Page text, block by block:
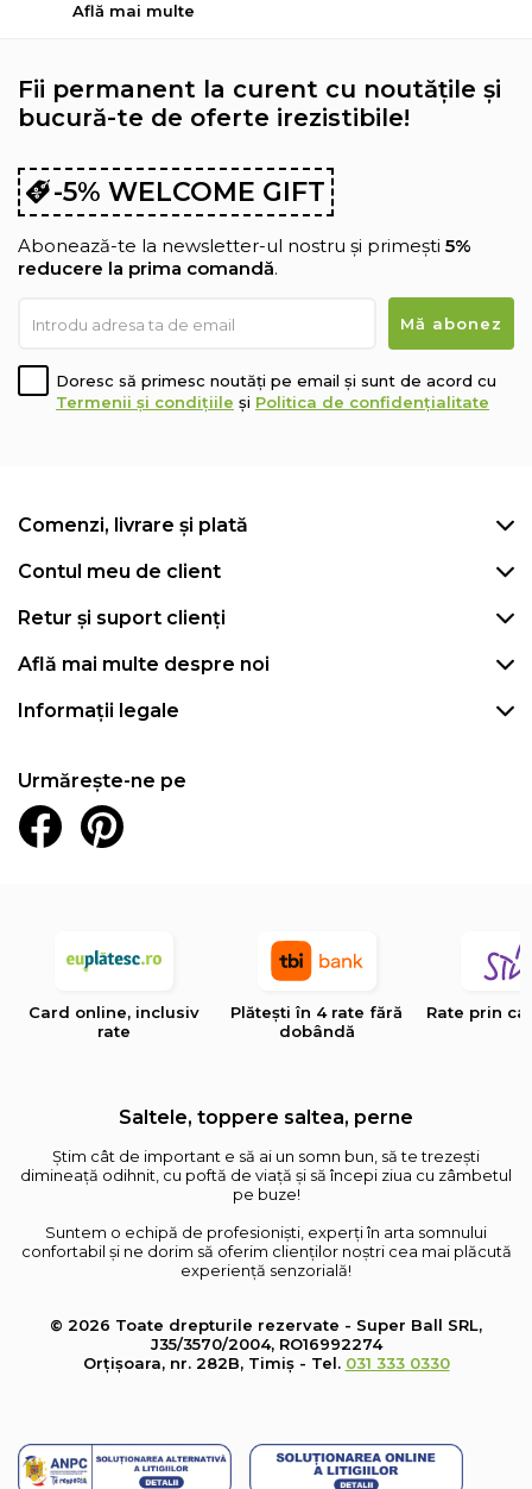
Află mai multe
Fii permanent la curent cu noutățile și
bucură-te de oferte irezistibile!
-5% WELCOME GIFT
Abonează-te la newsletter-ul nostru și primești 5%
reducere la prima comandă.
Doresc să primesc noutăți pe email și sunt de acord cu
Termenii și condițiile și Politica de confidențialitate
Comenzi, livrare și plată
Contul meu de client
Retur și suport clienți
Află mai multe despre noi
Informații legale
Urmărește-ne pe
Card online, inclusiv
rate
Plătești în 4 rate fără
dobândă
Rate prin
Saltele, toppere saltea, perne
Știm cât de important e să ai un somn bun, să te trezești
dimineață odihnit, cu poftă de viață și să începi ziua cu zâmbetul
pe buze!
Suntem o echipă de profesioniști, experți în arta somnului
confortabil și ne dorim să oferim clienților noștri cea mai plăcută
experiență senzorială!
© 2026 Toate drepturile rezervate - Super Ball SRL,
J35/3570/2004, RO16992274
Orțișoara, nr. 282B, Timiș - Tel. 031 333 0330